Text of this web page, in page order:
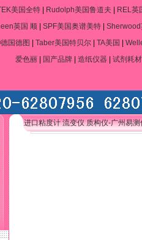
美国全特| Rudolph美国鲁道夫
REL英
英国 顺 SPF美国奥谱美特
国德图 Taber美国特贝尔| TA美国
爱色丽| 国产品牌| 造纸仪器| 试剂耗材
进口粘度计 流变仪 质构仪-广州易